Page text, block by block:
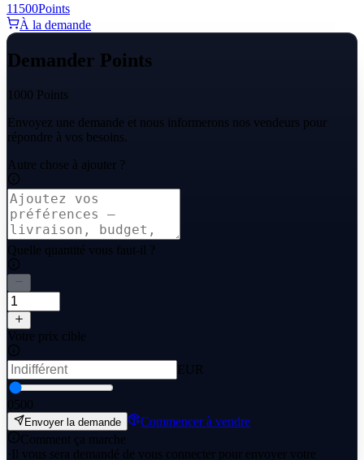
11500Points
À la demande
Demander Points
1000 Points
Envoyez une demande et nous informerons nos vendeurs pour
répondre à vos besoins.
Autre chose à ajouter ?
Quelle quantité vous faut-il ?
Votre prix cible
EUR
0500
Envoyer la demande
Commencer à vendre
Comment ça marche
· Il vous sera demandé de vous connecter pour envoyer votre